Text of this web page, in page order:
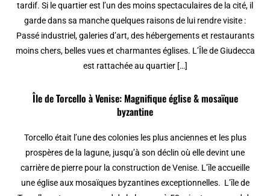
tardif. Si le quartier est l’un des moins spectaculaires de la cité, il
garde dans sa manche quelques raisons de lui rendre visite :
Passé industriel, galeries d’art, des hébergements et restaurants
moins chers, belles vues et charmantes églises. L’Île de Giudecca
est rattachée au quartier […]
Île de Torcello à Venise: Magnifique église & mosaïque
byzantine
Torcello était l’une des colonies les plus anciennes et les plus
prospères de la lagune, jusqu’à son déclin où elle devint une
carrière de pierre pour la construction de Venise. L’île accueille
une église aux mosaïques byzantines exceptionnelles. L’île de